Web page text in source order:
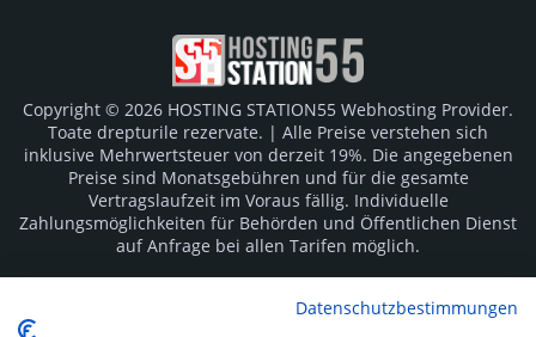
Copyright © 2026 HOSTING STATION55 Webhosting Provider.
Toate drepturile rezervate. | Alle Preise verstehen sich
inklusive Mehrwertsteuer von derzeit 19%. Die angegebenen
Preise sind Monatsgebühren und für die gesamte
Vertragslaufzeit im Voraus fällig. Individuelle
Zahlungsmöglichkeiten für Behörden und Öffentlichen Dienst
auf Anfrage bei allen Tarifen möglich.
Hersteller. Irrtümer vorbehalten.Datenschutzbestimmungen